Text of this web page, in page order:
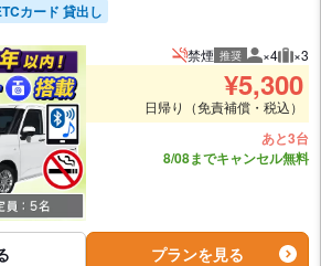
カード 貸出し
禁煙 推奨 推奨人数
×4 推
×3
¥5,300
日帰り（免責補償・税込）
あと3台
8/08までキャンセル無料
プランを見る